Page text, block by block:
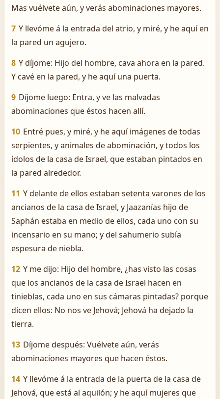
Mas vuélvete aún, y verás abominaciones mayores.
7 Y llevóme á la entrada del atrio, y miré, y he aquí en
la pared un agujero.
8 Y díjome: Hijo del hombre, cava ahora en la pared.
Y cavé en la pared, y he aquí una puerta.
9 Díjome luego: Entra, y ve las malvadas
abominaciones que éstos hacen allí.
10 Entré pues, y miré, y he aquí imágenes de todas
serpientes, y animales de abominación, y todos los
ídolos de la casa de Israel, que estaban pintados en
la pared alrededor.
11 Y delante de ellos estaban setenta varones de los
ancianos de la casa de Israel, y Jaazanías hijo de
Saphán estaba en medio de ellos, cada uno con su
incensario en su mano; y del sahumerio subía
espesura de niebla.
12 Y me dijo: Hijo del hombre, ¿has visto las cosas
que los ancianos de la casa de Israel hacen en
tinieblas, cada uno en sus cámaras pintadas? porque
dicen ellos: No nos ve Jehová; Jehová ha dejado la
tierra.
13 Díjome después: Vuélvete aún, verás
abominaciones mayores que hacen éstos.
14 Y llevóme á la entrada de la puerta de la casa de
Jehová, que está al aquilón; y he aquí mujeres que